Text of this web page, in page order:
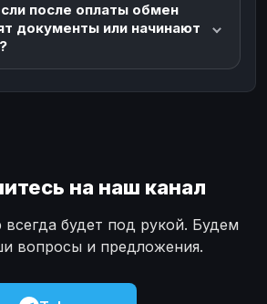
после оплаты обмен
документы или начинают
на наш канал
всегда будет под рукой. Будем
вопросы и предложения.